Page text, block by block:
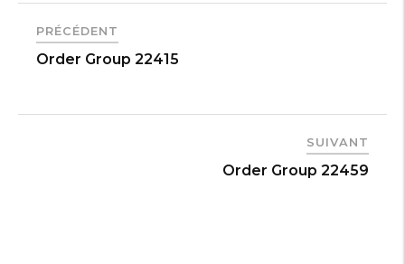
PRÉCÉDENT
Order Group 22415
SUIVANT
Order Group 22459